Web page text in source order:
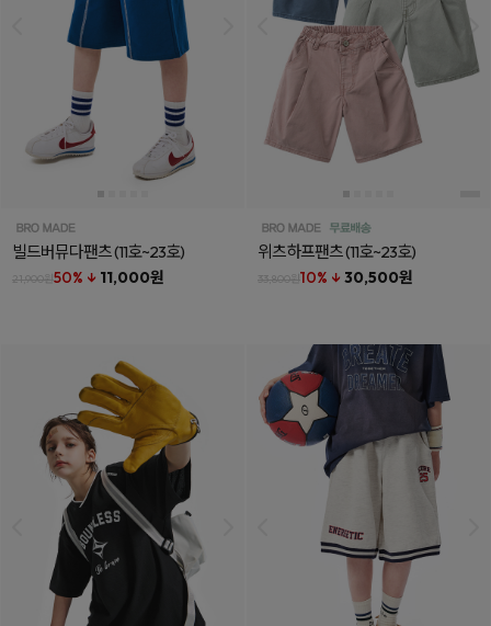
빌드버뮤다팬츠(11호~23호)
21,900원50% ↓ 11,000원
위츠하프팬츠(11호~23호)
33,800원10% ↓ 30,500원